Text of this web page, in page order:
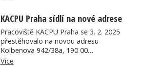
KACPU Praha sídlí na nové adrese
Pracoviště KACPU Praha se 3. 2. 2025
přestěhovalo na novou adresu
Kolbenova 942/38a, 190 00…
Více